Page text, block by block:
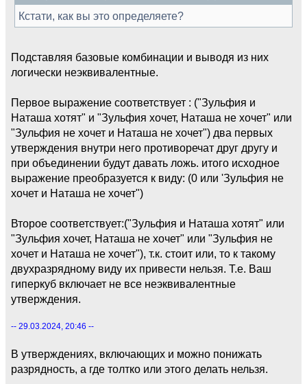
Кстати, как вы это определяете?
Подставляя базовые комбинации и выводя из них
логически неэквивалентные.
Первое выражение соответствует : ("Зульфия и
Наташа хотят" и "Зульфия хочет, Наташа не хочет" или
"Зульфия не хочет и Наташа не хочет") два первых
утверждения внутри него противоречат друг другу и
при объединении будут давать ложь. итого исходное
выражение преобразуется к виду: (0 или 'Зульфия не
хочет и Наташа не хочет")
Второе соответствует:("Зульфия и Наташа хотят" или
"Зульфия хочет, Наташа не хочет" или "Зульфия не
хочет и Наташа не хочет"), т.к. стоит или, то к такому
двухразрядному виду их привести нельзя. Т.е. Ваш
гиперкуб включает не все неэквивалентные
утверждения.
-- 29.03.2024, 20:46 --
В утверждениях, включающих и можно понижать
разрядность, а где толтко или этого делать нельзя.